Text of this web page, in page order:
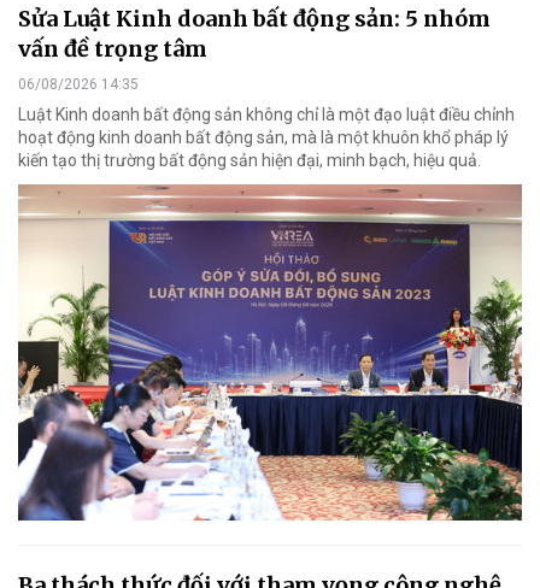
Sửa Luật Kinh doanh bất động sản: 5 nhóm
vấn đề trọng tâm
06/08/2026 14:35
Luật Kinh doanh bất động sản không chỉ là một đạo luật điều chỉnh
hoạt động kinh doanh bất động sản, mà là một khuôn khổ pháp lý
kiến tạo thị trường bất động sản hiện đại, minh bạch, hiệu quả.